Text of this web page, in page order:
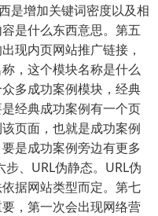
是增加关键词密度以及相
是什么东西意思。第五
现内页网站推广链接，
，这个模块名称是什么
多成功案例模块，经典
经典成功案例有一个页
页面，也就是成功案例
是成功案例旁边有更多
、URL伪静态。URL伪
据网站类型而定。第七
，第一次会出现网络营